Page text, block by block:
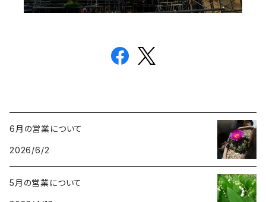
6月の営業について
2026/6/2
5月の営業について